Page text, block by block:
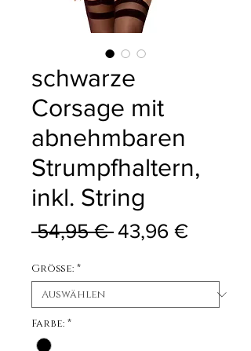
schwarze
Corsage mit
abnehmbaren
Strumpfhaltern,
inkl. String
54,95 € Standardpreis
43,96 €Sale-
Größe: *
Farbe: *